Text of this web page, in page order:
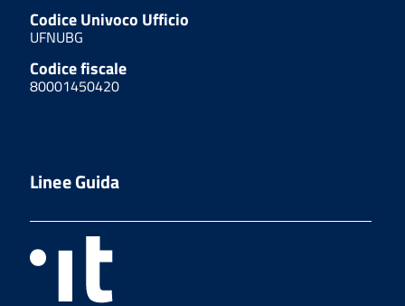
Codice Univoco Ufficio
UFNUBG
Codice fiscale
80001450420
Linee Guida